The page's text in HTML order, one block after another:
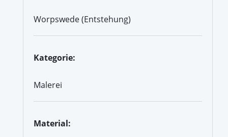
Worpswede (Entstehung)
Kategorie:
Malerei
Material: